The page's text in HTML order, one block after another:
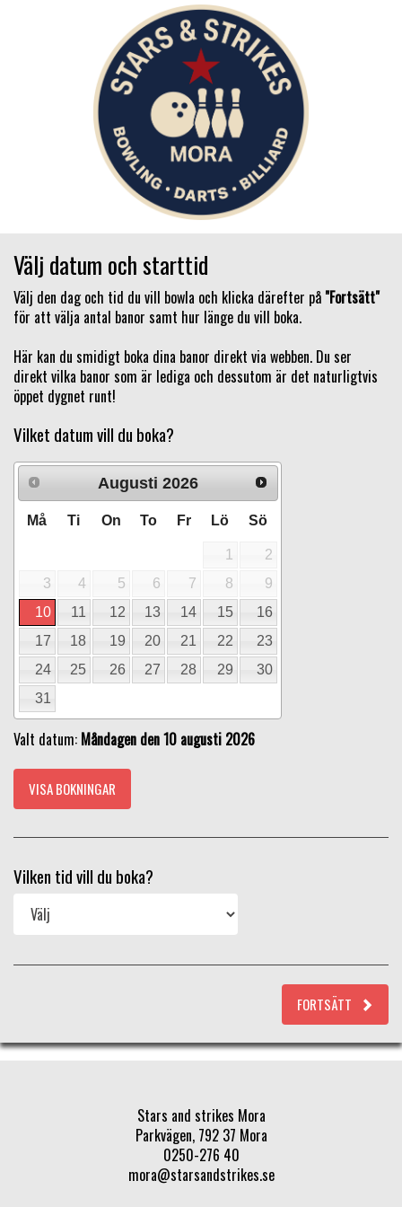
Välj datum och starttid
Välj den dag och tid du vill bowla och klicka därefter på "Fortsätt"
för att välja antal banor samt hur länge du vill boka.
Här kan du smidigt boka dina banor direkt via webben. Du ser
direkt vilka banor som är lediga och dessutom är det naturligtvis
öppet dygnet runt!
Vilket datum vill du boka?
Augusti 2026
Må Ti On To Fr Lö Sö
1
2
3
4 5 6 7 8
9
10
11 12 13 14 15
16
17
18 19 20 21 22
23
24
25 26 27 28 29
30
31
Valt datum: Måndagen den 10 augusti 2026
VISA BOKNINGAR
Vilken tid vill du boka?
FORTSÄTT
Stars and strikes Mora
Parkvägen, 792 37 Mora
0250-276 40
mora@starsandstrikes.se